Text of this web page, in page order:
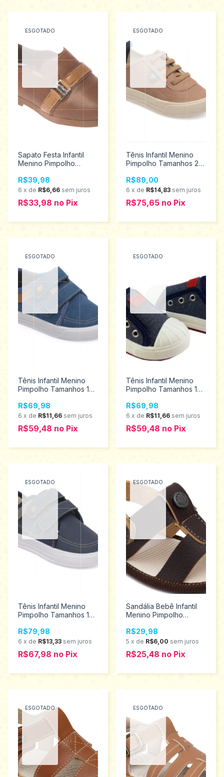
ESGOTADO
Sapato Festa Infantil
Menino Pimpolho
R$39,98
6 x de R$6,66 sem juros
R$33,98 no Pix
ESGOTADO
Tênis Infantil Menino
Pimpolho Tamanhos 22
R$89,00
6 x de R$14,83 sem juros
R$75,65 no Pix
ESGOTADO
Tênis Infantil Menino
Pimpolho Tamanhos 16
R$69,98
6 x de R$11,66 sem juros
R$59,48 no Pix
ESGOTADO
Tênis Infantil Menino
Pimpolho Tamanhos 16
R$69,98
6 x de R$11,66 sem juros
R$59,48 no Pix
ESGOTADO
Tênis Infantil Menino
Pimpolho Tamanhos 16
R$79,98
6 x de R$13,33 sem juros
R$67,98 no Pix
ESGOTADO
Sandália Bebê Infantil
Menino Pimpolho
R$29,98
5 x de R$6,00 sem juros
R$25,48 no Pix
ESGOTADO ESGOTADO